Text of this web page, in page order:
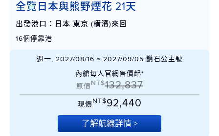
全覽日本與熊野煙花 21天
出發港口：日本 東京 (橫濱)來回
16個停靠港
週一, 2027/08/16 ~ 2027/09/05 鑽石公主號
內艙每人官網售價起*
原價NT$132,837
現價NT$92,440
了解航線詳情 >